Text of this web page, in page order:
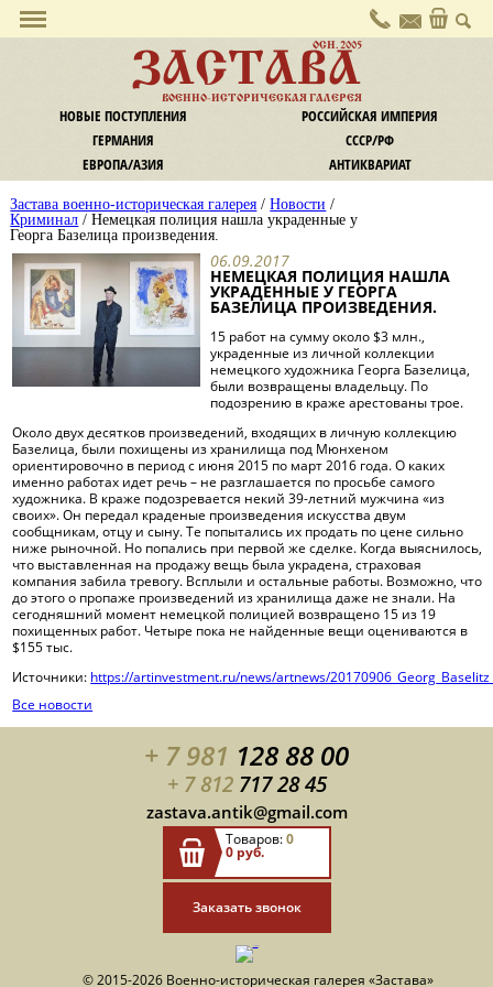
Политика конфиденциальности
Контакты
Комиссия
Экспертиза и оценка
Информация
Оплата
Доставка
Обмен / Возврат
Новости
Наши новости
Новости культуры
Законодательство
Статьи и заметки
Статьи, публикации
Полезные ссылки
ОСН. 2005
ЗАСТАВА
ВОЕННО-ИСТОРИЧЕСКАЯ ГАЛЕРЕЯ
НОВЫЕ ПОСТУПЛЕНИЯ
РОССИЙСКАЯ ИМПЕРИЯ
ГЕРМАНИЯ
СССР/РФ
ЕВРОПА/АЗИЯ
АНТИКВАРИАТ
Застава военно-историческая галерея /Новости /
Криминал / Немецкая полиция нашла украденные у
Георга Базелица произведения.
06.09.2017
НЕМЕЦКАЯ ПОЛИЦИЯ НАШЛА
УКРАДЕННЫЕ У ГЕОРГА
БАЗЕЛИЦА ПРОИЗВЕДЕНИЯ.
15 работ на сумму около $3 млн.,
украденные из личной коллекции
немецкого художника Георга Базелица,
были возвращены владельцу. По
подозрению в краже арестованы трое.
Около двух десятков произведений, входящих в личную коллекцию
Базелица, были похищены из хранилища под Мюнхеном
ориентировочно в период с июня 2015 по март 2016 года. О каких
именно работах идет речь – не разглашается по просьбе самого
художника. В краже подозревается некий 39-летний мужчина «из
своих». Он передал краденые произведения искусства двум
сообщникам, отцу и сыну. Те попытались их продать по цене сильно
ниже рыночной. Но попались при первой же сделке. Когда выяснилось,
что выставленная на продажу вещь была украдена, страховая
компания забила тревогу. Всплыли и остальные работы. Возможно, что
до этого о пропаже произведений из хранилища даже не знали. На
сегодняшний момент немецкой полицией возвращено 15 из 19
похищенных работ. Четыре пока не найденные вещи оцениваются в
$155 тыс.
Источники: https://artinvestment.ru/news/artnews/
Все новости
+ 7 981 128 88 00
+ 7 812 717 28 45
zastava.antik@gmail.com
Товаров:0
0 руб.
Заказать звонок
© 2015-2026 Военно-историческая галерея «Застава»